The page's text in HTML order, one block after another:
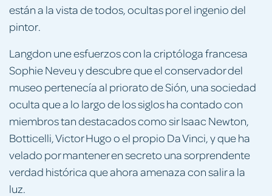
están a la vista de todos, ocultas por el ingenio del
pintor.
Langdon une esfuerzos con la criptóloga francesa
Sophie Neveu y descubre que el conservador del
museo pertenecía al priorato de Sión, una sociedad
oculta que a lo largo de los siglos ha contado con
miembros tan destacados como sir Isaac Newton,
Botticelli, Victor Hugo o el propio Da Vinci, y que ha
velado por mantener en secreto una sorprendente
verdad histórica que ahora amenaza con salir a la
luz.